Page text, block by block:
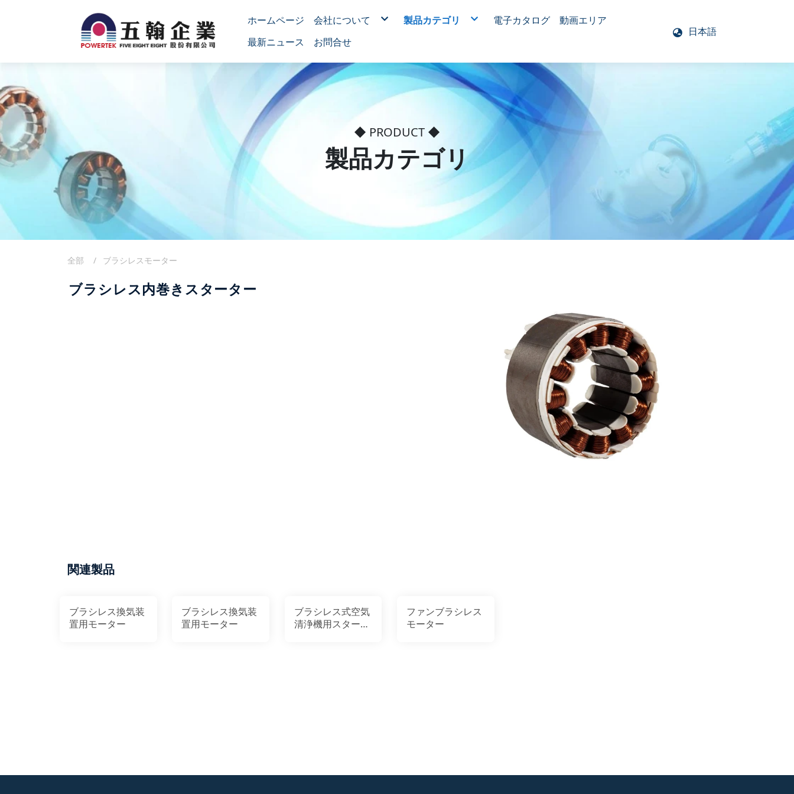
日本語
ホームページ 会社について 製品カテゴリ
電動ツール用モーター
電動ロールアップドア昇降モーター
機械設備用モーター
パウダースプレー絶縁処理
モーター鉄管塗料OEM
電子カタログ
動画エリア
最新ニュース
お問合せ
◆ PRODUCT ◆
製品カテゴリ
ブラシレス内巻きスターター
関連製品
ブラシレス換気装
置用モーター
ブラシレス換気装
置用モーター
ブラシレス式空気
清浄機用スタータ
ファンブラシレス
モーター
全部 ブラシレスモーター